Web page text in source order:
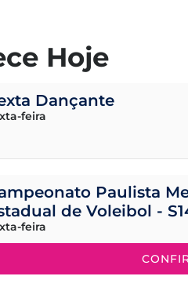
Hoje
Dançante
feira
Paulista
de Voleibol -
feira